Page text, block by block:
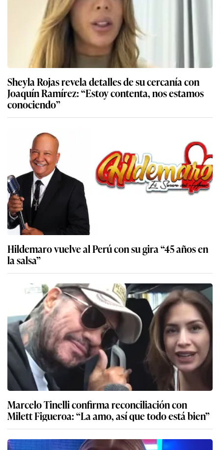
Sheyla Rojas revela detalles de su cercanía con
Joaquín Ramírez: “Estoy contenta, nos estamos
conociendo”
Hildemaro vuelve al Perú con su gira “45 años en
la salsa”
Marcelo Tinelli confirma reconciliación con
Milett Figueroa: “La amo, así que todo está bien”